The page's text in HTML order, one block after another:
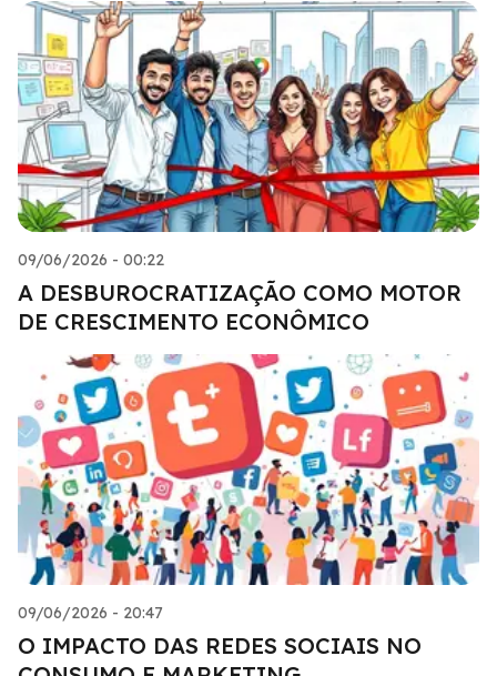
09/06/2026 - 00:22
A DESBUROCRATIZAÇÃO COMO MOTOR
DE CRESCIMENTO ECONÔMICO
09/06/2026 - 20:47
O IMPACTO DAS REDES SOCIAIS NO